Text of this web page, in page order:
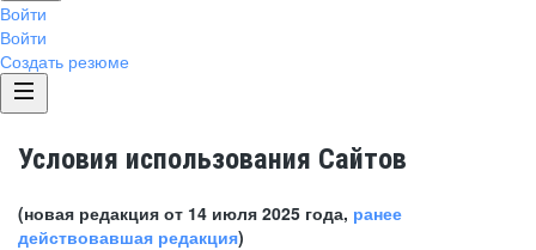
Войти
Войти
Создать резюме
Условия использования Сайтов
(новая редакция от 14 июля 2025 года, ранее
действовавшая редакция)